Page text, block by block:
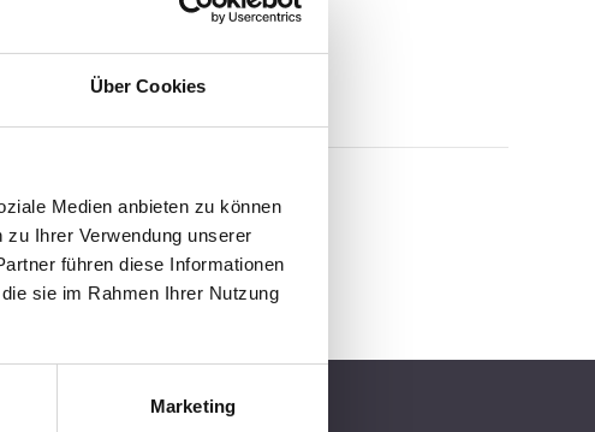
Über Cookies
Medien anbieten zu können
Ihrer Verwendung unserer
führen diese Informationen
sie im Rahmen Ihrer Nutzung
Marketing